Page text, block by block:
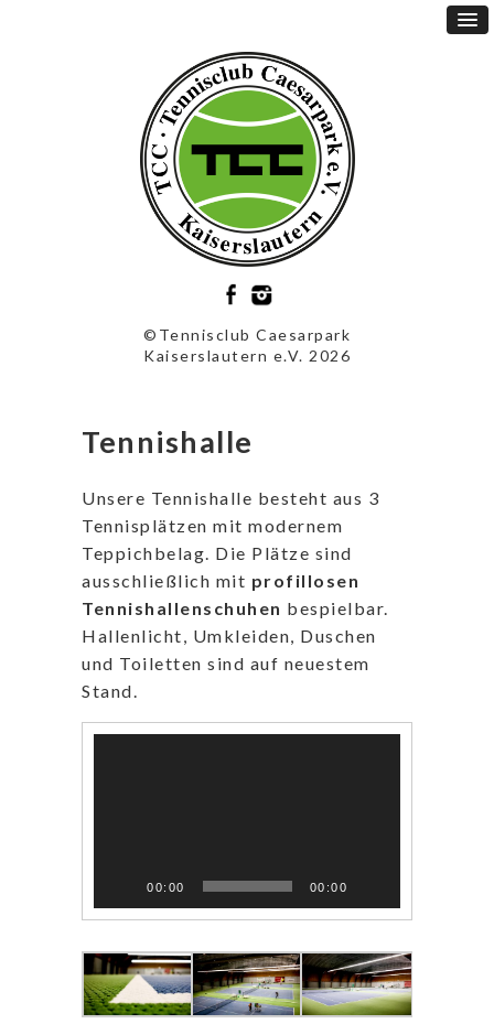
©Tennisclub Caesarpark
Kaiserslautern e.V. 2026
Tennishalle
Unsere Tennishalle besteht aus 3
Tennisplätzen mit modernem
Teppichbelag. Die Plätze sind
ausschließlich mit profillosen
Tennishallenschuhen bespielbar.
Hallenlicht, Umkleiden, Duschen
und Toiletten sind auf neuestem
Stand.
00:00 00:00